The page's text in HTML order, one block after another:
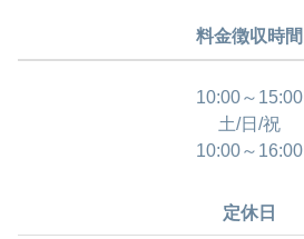
料金徴収時間
10:00～15:00
土/日/祝
10:00～16:00
定休日